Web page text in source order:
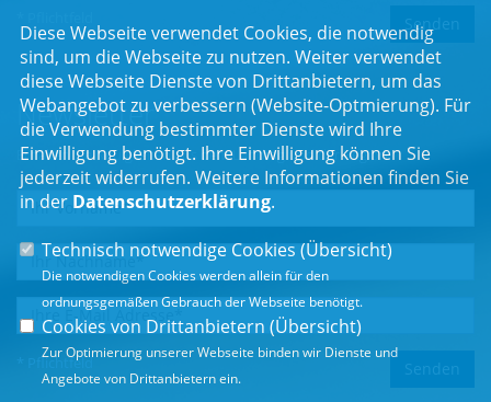
Newsletter
Erhalten Sie Neuigkeiten aus dem Landtag und der Region.
* Pflichtfeld
Diese Webseite verwendet Cookies, die notwendig
sind, um die Webseite zu nutzen. Weiter verwendet
diese Webseite Dienste von Drittanbietern, um das
Webangebot zu verbessern (Website-Optmierung). Für
die Verwendung bestimmter Dienste wird Ihre
Einwilligung benötigt. Ihre Einwilligung können Sie
jederzeit widerrufen. Weitere Informationen finden Sie
in der Datenschutzerklärung.
Technisch notwendige Cookies (Übersicht)
Die notwendigen Cookies werden allein für den
ordnungsgemäßen Gebrauch der Webseite benötigt.
Cookies von Drittanbietern (Übersicht)
Zur Optimierung unserer Webseite binden wir Dienste und
Angebote von Drittanbietern ein.